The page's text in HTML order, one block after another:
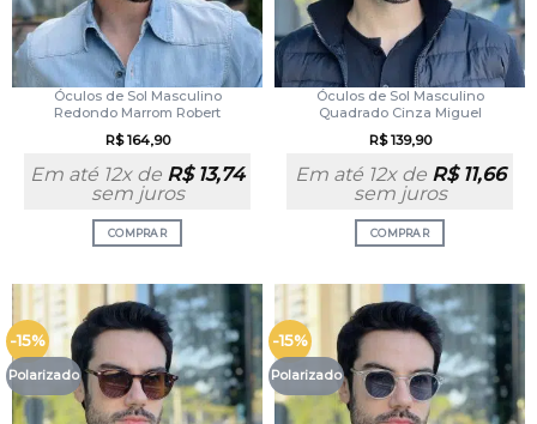
Óculos de Sol Masculino
Redondo Marrom Robert
R$164,90
Em até 12x de R$13,74
sem juros
COMPRAR
Óculos de Sol Masculino
Quadrado Cinza Miguel
R$139,90
Em até 12x de R$11,66
sem juros
COMPRAR
-15%
Polarizado
-15%
Polarizado